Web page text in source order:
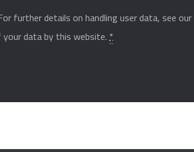
further details on handling user data, see our
data by this website. *